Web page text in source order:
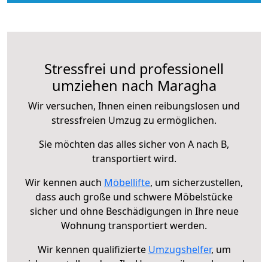
Stressfrei und professionell
umziehen nach Maragha
Wir versuchen, Ihnen einen reibungslosen und
stressfreien Umzug zu ermöglichen.
Sie möchten das alles sicher von A nach B,
transportiert wird.
Wir kennen auch Möbellifte, um sicherzustellen,
dass auch große und schwere Möbelstücke
sicher und ohne Beschädigungen in Ihre neue
Wohnung transportiert werden.
Wir kennen qualifizierte Umzugshelfer, um